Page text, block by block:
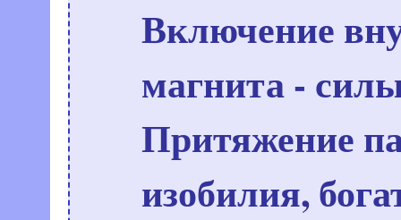
Включение
магнита -
Притяжение
изобилия,